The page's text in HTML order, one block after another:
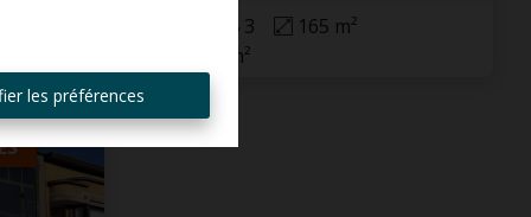
les préférences
3
165 m²
153 m²